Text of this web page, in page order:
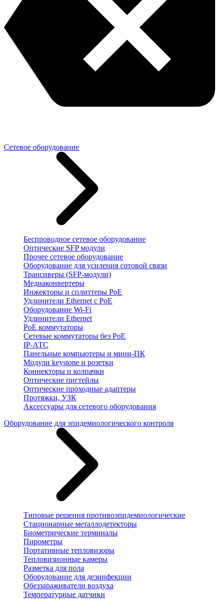
Сетевое оборудование
Беспроводное сетевое оборудование
Оптические SFP модули
Прочее сетевое оборудование
Оборудование для усиления сотовой связи
Трансиверы (SFP-модули)
Медиаконвертеры
Инжекторы и сплиттеры PoE
Удлинители Ethernet с PoE
Оборудование Wi-Fi
Удлинители Ethernet
PoE коммутаторы
Сетевые коммутаторы без PoE
IP-АТС
Панельные компьютеры и мини-ПК
Модули keystone и розетки
Коннекторы и колпачки
Оптические пигтейлы
Оптические проходные адаптеры
Протяжки, УЗК
Аксессуары для сетевого оборудования
Оборудование для эпидемиологического контроля
Типовые решения противоэпидемиологические
Стационарные металлодетекторы
Биометрические терминалы
Пирометры
Портативные тепловизоры
Тепловизионные камеры
Разметка для пола
Оборудование для дезинфекции
Обеззараживатели воздуха
Температурные датчики